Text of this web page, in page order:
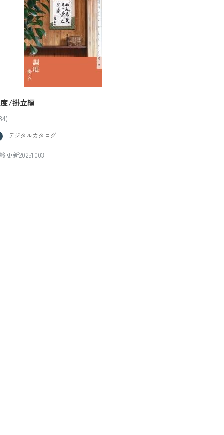
/掛立編
デジタルカタログ
更新20251003